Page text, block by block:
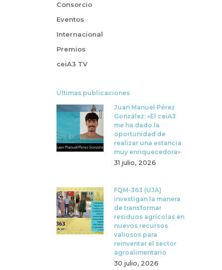
Consorcio
Eventos
Internacional
Premios
ceiA3 TV
Últimas publicaciones
Juan Manuel Pérez
González: «El ceiA3
me ha dado la
oportunidad de
realizar una estancia
muy enriquecedora»
31 julio, 2026
FQM-363 (UJA)
investigan la manera
de transformar
residuos agrícolas en
nuevos recursos
valiosos para
reinventar el sector
agroalimentario
30 julio, 2026